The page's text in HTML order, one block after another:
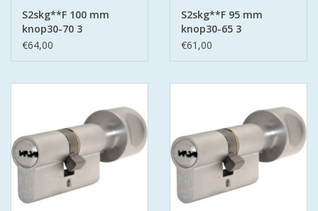
S2skg**F 100 mm
knop30-70 3
keersleutels
€64,00
S2skg**F 95 mm
knop30-65 3
keersleutels
€61,00